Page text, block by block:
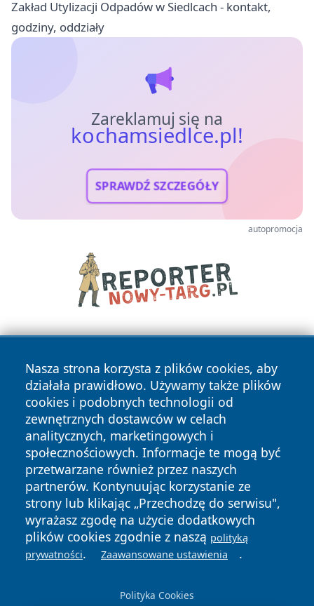
Zakład Utylizacji Odpadów w Siedlcach - kontakt,
godziny, oddziały
Zareklamuj się na
kochamsiedlce.pl!
SPRAWDŹ SZCZEGÓŁY
autopromocja
Nasza strona korzysta z plików cookies, aby
działała prawidłowo. Używamy także plików
cookies i podobnych technologii od
zewnętrznych dostawców w celach
analitycznych, marketingowych i
społecznościowych. Informacje te mogą być
przetwarzane również przez naszych
partnerów. Kontynuując korzystanie ze
strony lub klikając „Przechodzę do serwisu",
wyrażasz zgodę na użycie dodatkowych
plików cookies zgodnie z naszą polityką
prywatności. Zaawansowane ustawienia .
Polityka Cookies
Copyright © 2026 kochamsiedlce.pl Wszystkie prawa
zastrzeżone.
News Autorzy
Polityka
Prywatności
Polityka
Cookies